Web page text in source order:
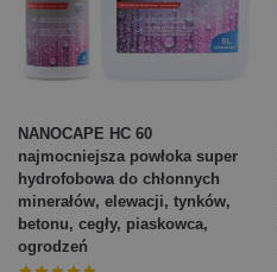
NANOCAPE HC 60
najmocniejsza powłoka super
hydrofobowa do chłonnych
minerałów, elewacji, tynków,
betonu, cegły, piaskowca,
ogrodzeń